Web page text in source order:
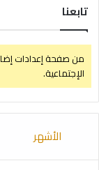
تابعنا
من صفحة إعدادات
الإجتماعية.
الأشهر